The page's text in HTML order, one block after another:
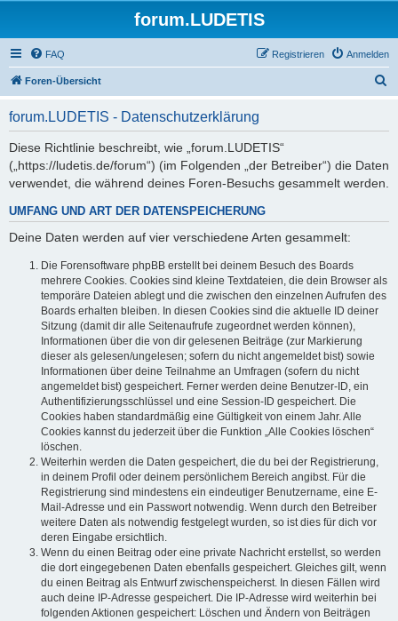
forum.LUDETIS
FAQ Anmelden
Registrieren
Foren-Übersicht
forum.LUDETIS - Datenschutzerklärung
Diese Richtlinie beschreibt, wie „forum.LUDETIS“
(„https://ludetis.de/forum“) (im Folgenden „der Betreiber“) die Daten
verwendet, die während deines Foren-Besuchs gesammelt werden.
UMFANG UND ART DER DATENSPEICHERUNG
Deine Daten werden auf vier verschiedene Arten gesammelt:
Die Forensoftware phpBB erstellt bei deinem Besuch des Boards
mehrere Cookies. Cookies sind kleine Textdateien, die dein Browser als
temporäre Dateien ablegt und die zwischen den einzelnen Aufrufen des
Boards erhalten bleiben. In diesen Cookies sind die aktuelle ID deiner
Sitzung (damit dir alle Seitenaufrufe zugeordnet werden können),
Informationen über die von dir gelesenen Beiträge (zur Markierung
dieser als gelesen/ungelesen; sofern du nicht angemeldet bist) sowie
Informationen über deine Teilnahme an Umfragen (sofern du nicht
angemeldet bist) gespeichert. Ferner werden deine Benutzer-ID, ein
Authentifizierungsschlüssel und eine Session-ID gespeichert. Die
Cookies haben standardmäßig eine Gültigkeit von einem Jahr. Alle
Cookies kannst du jederzeit über die Funktion „Alle Cookies löschen“
löschen.
Weiterhin werden die Daten gespeichert, die du bei der Registrierung,
in deinem Profil oder deinem persönlichem Bereich angibst. Für die
Registrierung sind mindestens ein eindeutiger Benutzername, eine E-
Mail-Adresse und ein Passwort notwendig. Wenn durch den Betreiber
weitere Daten als notwendig festgelegt wurden, so ist dies für dich vor
deren Eingabe ersichtlich.
Wenn du einen Beitrag oder eine private Nachricht erstellst, so werden
die dort eingegebenen Daten ebenfalls gespeichert. Gleiches gilt, wenn
du einen Beitrag als Entwurf zwischenspeicherst. In diesen Fällen wird
auch deine IP-Adresse gespeichert. Die IP-Adresse wird weiterhin bei
folgenden Aktionen gespeichert: Löschen und Ändern von Beiträgen